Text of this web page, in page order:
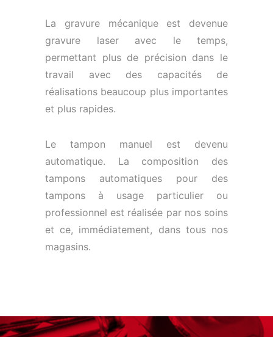
La gravure mécanique est devenue
gravure laser avec le temps,
permettant plus de précision dans le
travail avec des capacités de
réalisations beaucoup plus importantes
et plus rapides.
Le tampon manuel est devenu
automatique. La composition des
tampons automatiques pour des
tampons à usage particulier ou
professionnel est réalisée par nos soins
et ce, immédiatement, dans tous nos
magasins.